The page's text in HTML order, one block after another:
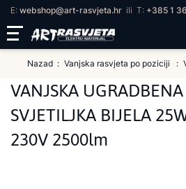
E: webshop@art-rasvjeta.hr ili T: +385 1
Nazad Vanjska rasvjeta po poziciji
VANJSKA
SVJETILJKA BIJELA
230V 2500lm